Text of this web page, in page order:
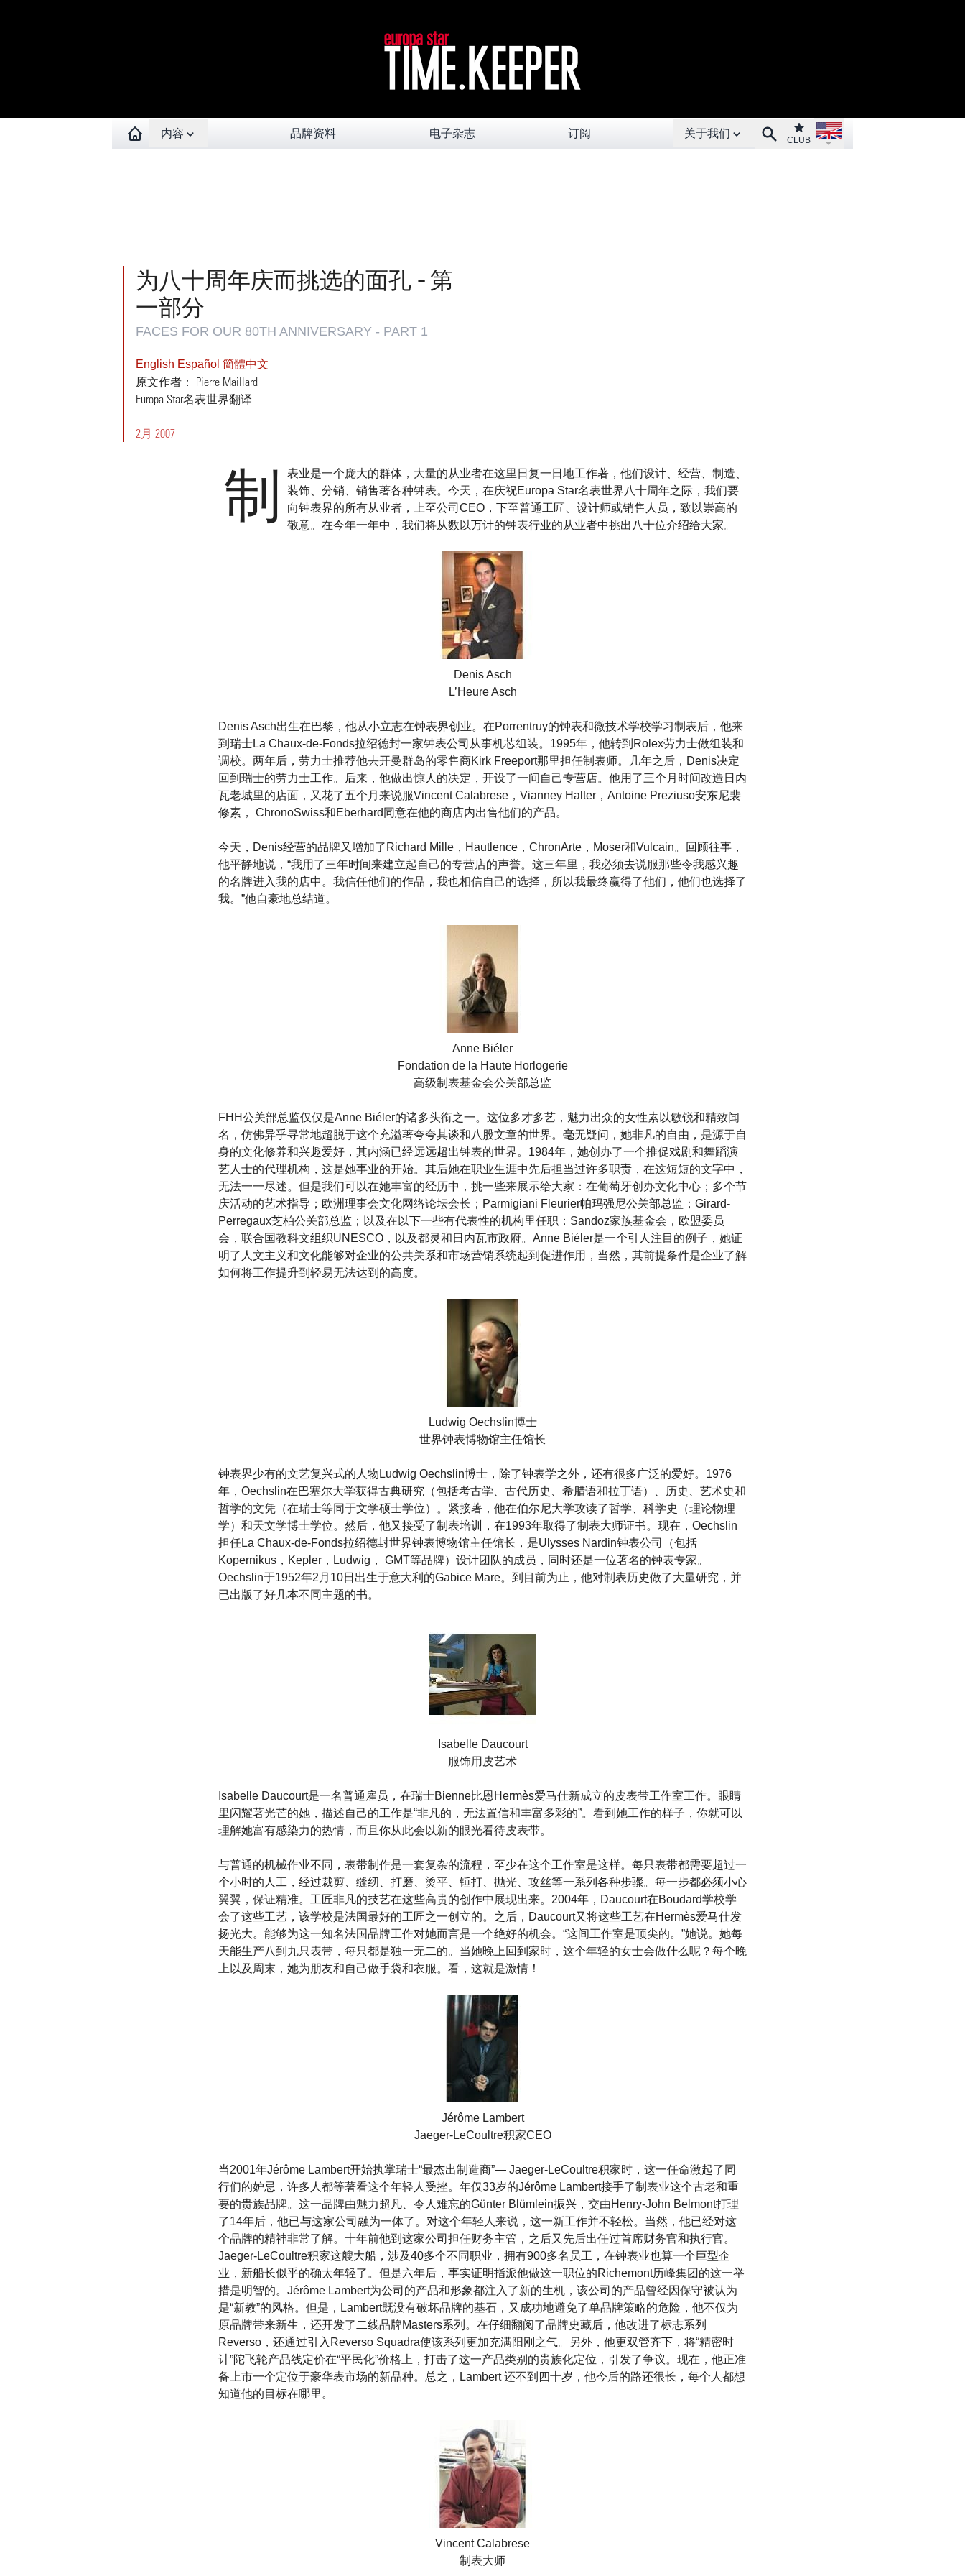
Open contents menu
内容 品牌资料 电子杂志 订阅
Open About menu
关于我们 SearchClub
CLUB
Open language menu
为八十周年庆而挑选的面孔 - 第
一部分
FACES FOR OUR 80TH ANNIVERSARY - PART 1
English Español 簡體中文
原文作者： Pierre Maillard
Europa Star名表世界翻译
2月 2007
制
表业是一个庞大的群体，大量的从业者在这里日复一日地工作著，他们设计、经营、制造、
装饰、分销、销售著各种钟表。今天，在庆祝Europa Star名表世界八十周年之际，我们要
向钟表界的所有从业者，上至公司CEO，下至普通工匠、设计师或销售人员，致以崇高的
敬意。在今年一年中，我们将从数以万计的钟表行业的从业者中挑出八十位介绍给大家。
Denis Asch
L’Heure Asch
Denis Asch出生在巴黎，他从小立志在钟表界创业。在Porrentruy的钟表和微技术学校学习制表后，他来
到瑞士La Chaux-de-Fonds拉绍德封一家钟表公司从事机芯组装。1995年，他转到Rolex劳力士做组装和
调校。两年后，劳力士推荐他去开曼群岛的零售商Kirk Freeport那里担任制表师。几年之后，Denis决定
回到瑞士的劳力士工作。后来，他做出惊人的决定，开设了一间自己专营店。他用了三个月时间改造日内
瓦老城里的店面，又花了五个月来说服Vincent Calabrese，Vianney Halter，Antoine Preziuso安东尼裴
修素， ChronoSwiss和Eberhard同意在他的商店内出售他们的产品。
今天，Denis经营的品牌又增加了Richard Mille，Hautlence，ChronArte，Moser和Vulcain。回顾往事，
他平静地说，“我用了三年时间来建立起自己的专营店的声誉。这三年里，我必须去说服那些令我感兴趣
的名牌进入我的店中。我信任他们的作品，我也相信自己的选择，所以我最终赢得了他们，他们也选择了
我。”他自豪地总结道。
Anne Biéler
Fondation de la Haute Horlogerie
高级制表基金会公关部总监
FHH公关部总监仅仅是Anne Biéler的诸多头衔之一。这位多才多艺，魅力出众的女性素以敏锐和精致闻
名，仿佛异乎寻常地超脱于这个充溢著夸夸其谈和八股文章的世界。毫无疑问，她非凡的自由，是源于自
身的文化修养和兴趣爱好，其内涵已经远远超出钟表的世界。1984年，她创办了一个推促戏剧和舞蹈演
艺人士的代理机构，这是她事业的开始。其后她在职业生涯中先后担当过许多职责，在这短短的文字中，
无法一一尽述。但是我们可以在她丰富的经历中，挑一些来展示给大家：在葡萄牙创办文化中心；多个节
庆活动的艺术指导；欧洲理事会文化网络论坛会长；Parmigiani Fleurier帕玛强尼公关部总监；Girard-
Perregaux芝柏公关部总监；以及在以下一些有代表性的机构里任职：Sandoz家族基金会，欧盟委员
会，联合国教科文组织UNESCO，以及都灵和日内瓦市政府。Anne Biéler是一个引人注目的例子，她证
明了人文主义和文化能够对企业的公共关系和市场营销系统起到促进作用，当然，其前提条件是企业了解
如何将工作提升到轻易无法达到的高度。
Ludwig Oechslin博士
世界钟表博物馆主任馆长
钟表界少有的文艺复兴式的人物Ludwig Oechslin博士，除了钟表学之外，还有很多广泛的爱好。1976
年，Oechslin在巴塞尔大学获得古典研究（包括考古学、古代历史、希腊语和拉丁语）、历史、艺术史和
哲学的文凭（在瑞士等同于文学硕士学位）。紧接著，他在伯尔尼大学攻读了哲学、科学史（理论物理
学）和天文学博士学位。然后，他又接受了制表培训，在1993年取得了制表大师证书。现在，Oechslin
担任La Chaux-de-Fonds拉绍德封世界钟表博物馆主任馆长，是Ulysses Nardin钟表公司（包括
Kopernikus，Kepler，Ludwig， GMT等品牌）设计团队的成员，同时还是一位著名的钟表专家。
Oechslin于1952年2月10日出生于意大利的Gabice Mare。到目前为止，他对制表历史做了大量研究，并
已出版了好几本不同主题的书。
Isabelle Daucourt
服饰用皮艺术
Isabelle Daucourt是一名普通雇员，在瑞士Bienne比恩Hermès爱马仕新成立的皮表带工作室工作。眼睛
里闪耀著光芒的她，描述自己的工作是“非凡的，无法置信和丰富多彩的”。看到她工作的样子，你就可以
理解她富有感染力的热情，而且你从此会以新的眼光看待皮表带。
与普通的机械作业不同，表带制作是一套复杂的流程，至少在这个工作室是这样。每只表带都需要超过一
个小时的人工，经过裁剪、缝纫、打磨、烫平、锤打、抛光、攻丝等一系列各种步骤。每一步都必须小心
翼翼，保证精准。工匠非凡的技艺在这些高贵的创作中展现出来。2004年，Daucourt在Boudard学校学
会了这些工艺，该学校是法国最好的工匠之一创立的。之后，Daucourt又将这些工艺在Hermès爱马仕发
扬光大。能够为这一知名法国品牌工作对她而言是一个绝好的机会。“这间工作室是顶尖的。”她说。她每
天能生产八到九只表带，每只都是独一无二的。当她晚上回到家时，这个年轻的女士会做什么呢？每个晚
上以及周末，她为朋友和自己做手袋和衣服。看，这就是激情！
Jérôme Lambert
Jaeger-LeCoultre积家CEO
当2001年Jérôme Lambert开始执掌瑞士“最杰出制造商”— Jaeger-LeCoultre积家时，这一任命激起了同
行们的妒忌，许多人都等著看这个年轻人受挫。年仅33岁的Jérôme Lambert接手了制表业这个古老和重
要的贵族品牌。这一品牌由魅力超凡、令人难忘的Günter Blümlein振兴，交由Henry-John Belmont打理
了14年后，他已与这家公司融为一体了。对这个年轻人来说，这一新工作并不轻松。当然，他已经对这
个品牌的精神非常了解。十年前他到这家公司担任财务主管，之后又先后出任过首席财务官和执行官。
Jaeger-LeCoultre积家这艘大船，涉及40多个不同职业，拥有900多名员工，在钟表业也算一个巨型企
业，新船长似乎的确太年轻了。但是六年后，事实证明指派他做这一职位的Richemont历峰集团的这一举
措是明智的。Jérôme Lambert为公司的产品和形象都注入了新的生机，该公司的产品曾经因保守被认为
是“新教”的风格。但是，Lambert既没有破坏品牌的基石，又成功地避免了单品牌策略的危险，他不仅为
原品牌带来新生，还开发了二线品牌Masters系列。在仔细翻阅了品牌史藏后，他改进了标志系列
Reverso，还通过引入Reverso Squadra使该系列更加充满阳刚之气。另外，他更双管齐下，将“精密时
计”陀飞轮产品线定价在“平民化”价格上，打击了这一产品类别的贵族化定位，引发了争议。现在，他正准
备上市一个定位于豪华表市场的新品种。总之，Lambert 还不到四十岁，他今后的路还很长，每个人都想
知道他的目标在哪里。
Vincent Calabrese
制表大师